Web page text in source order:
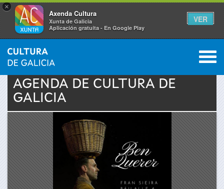
×
Axenda Cultura
Xunta de Galicia
Aplicación gratuíta - En Google Play
VER
Se
encuentra
INICIO › ACTUALIDAD 0
AGENDA DE CULTURA DE
GALICIA